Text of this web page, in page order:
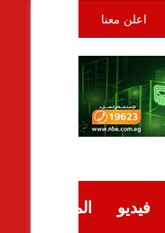
اعلن معنا
فيديو المقالات